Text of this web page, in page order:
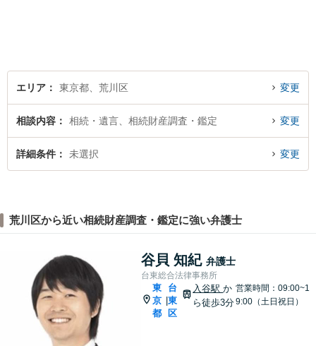
エリア 東京都、荒川区 変更
相談内容 相続・遺言、相続財産調査・鑑定 変更
詳細条件 未選択 変更
荒川区から近い相続財産調査・鑑定に強い弁護士
谷貝 知紀 弁護士
台東総合法律事務所
東
京
都
|
台
東
区
入谷駅か
ら徒歩3分
営業時間：09:00~1
9:00（土日祝日）